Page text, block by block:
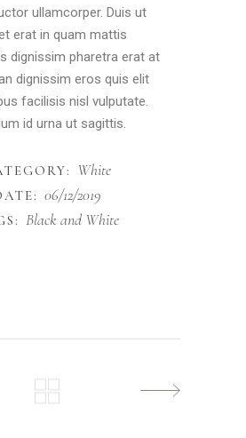
ullamcorper. Duis ut
erat in quam mattis
dignissim pharetra erat at
dignissim eros quis elit
facilisis nisl vulputate.
id urna ut sagittis.
White
06/12/2019
Black and White